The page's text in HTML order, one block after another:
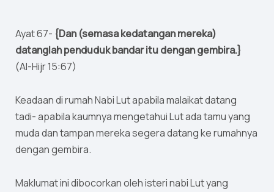
Ayat 67- {Dan (semasa kedatangan mereka)
datanglah penduduk bandar itu dengan gembira.}
(Al-Hijr 15:67)
Keadaan di rumah Nabi Lut apabila malaikat datang
tadi- apabila kaumnya mengetahui Lut ada tamu yang
muda dan tampan mereka segera datang ke rumahnya
dengan gembira.
Maklumat ini dibocorkan oleh isteri nabi Lut yang